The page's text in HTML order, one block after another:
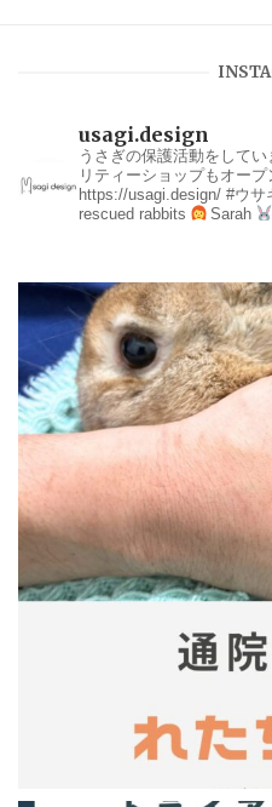
usagi.design
うさぎの保護活動をしてい
リティーショップもオープ
https://usagi.design/ #ウサ
rescued rabbits
Sarah